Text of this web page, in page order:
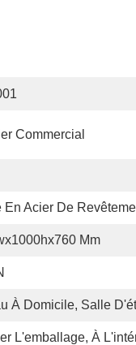
Commercial
En Acier De
Mm
À Domicile, Salle
L'emballage, À